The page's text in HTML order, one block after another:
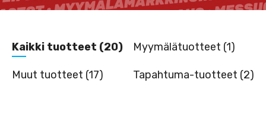
Kaikki tuotteet (20) Myymälätuotteet (1)
Muut tuotteet (17) Tapahtuma-tuotteet (2)